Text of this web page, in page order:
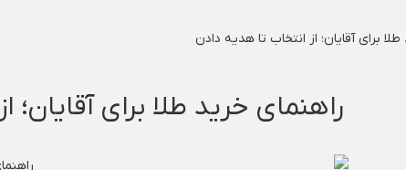
برای آقایان؛ از انتخاب تا هدیه دادن
راهنمای خرید طلا برای